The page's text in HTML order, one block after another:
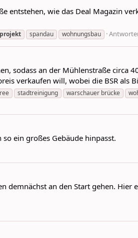
entstehen, wie das Deal Magazin
projekt spandau wohnungsbau
sodass an der Mühlenstraße circa
verkaufen will, wobei die BSR als
stadtreinigung warschauer brücke
ein großes Gebäude hinpasst.
demnächst an den Start gehen. Hier